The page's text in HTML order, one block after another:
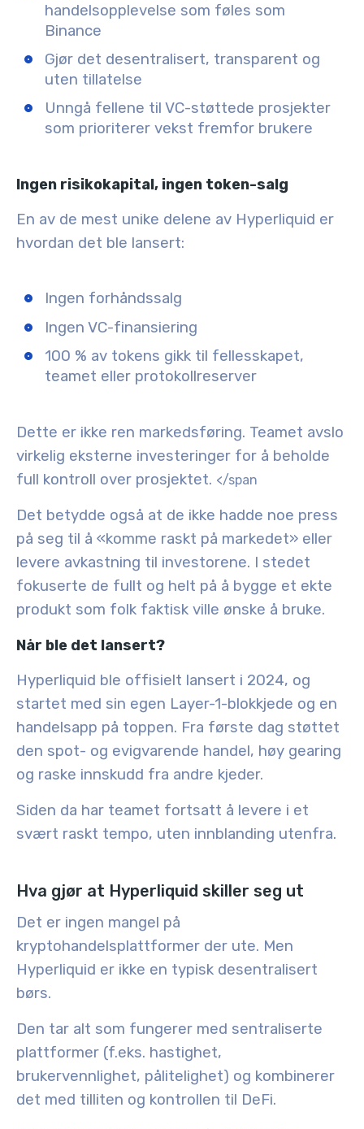
handelsopplevelse som føles som
Binance
Gjør det desentralisert, transparent og
uten tillatelse
Unngå fellene til VC-støttede prosjekter
som prioriterer vekst fremfor brukere
Ingen risikokapital, ingen token-salg
En av de mest unike delene av Hyperliquid er
hvordan det ble lansert:
Ingen forhåndssalg
Ingen VC-finansiering
100 % av tokens gikk til fellesskapet,
teamet eller protokollreserver
Dette er ikke ren markedsføring. Teamet avslo
virkelig eksterne investeringer for å beholde
full kontroll over prosjektet. </span
Det betydde også at de ikke hadde noe press
på seg til å «komme raskt på markedet» eller
levere avkastning til investorene. I stedet
fokuserte de fullt og helt på å bygge et ekte
produkt som folk faktisk ville ønske å bruke.
Når ble det lansert?
Hyperliquid ble offisielt lansert i 2024, og
startet med sin egen Layer-1-blokkjede og en
handelsapp på toppen. Fra første dag støttet
den spot- og evigvarende handel, høy gearing
og raske innskudd fra andre kjeder.
Siden da har teamet fortsatt å levere i et
svært raskt tempo, uten innblanding utenfra.
Hva gjør at Hyperliquid skiller seg ut
Det er ingen mangel på
kryptohandelsplattformer der ute. Men
Hyperliquid er ikke en typisk desentralisert
børs.
Den tar alt som fungerer med sentraliserte
plattformer (f.eks. hastighet,
brukervennlighet, pålitelighet) og kombinerer
det med tilliten og kontrollen til DeFi.